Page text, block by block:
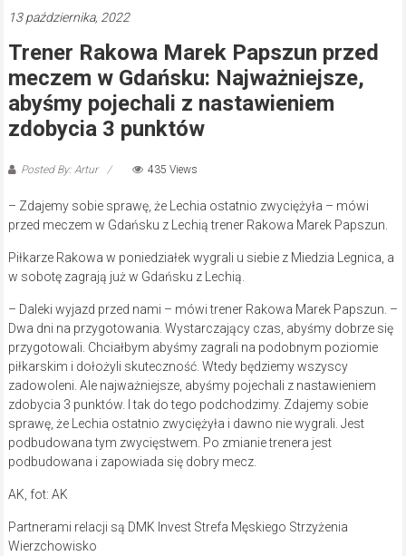
13 października, 2022
Trener Rakowa Marek Papszun przed
meczem w Gdańsku: Najważniejsze,
abyśmy pojechali z nastawieniem
zdobycia 3 punktów
Posted By: Artur 435 Views
– Zdajemy sobie sprawę, że Lechia ostatnio zwyciężyła – mówi
przed meczem w Gdańsku z Lechią trener Rakowa Marek Papszun.
Piłkarze Rakowa w poniedziałek wygrali u siebie z Miedzia Legnica, a
w sobotę zagrają już w Gdańsku z Lechią.
– Daleki wyjazd przed nami – mówi trener Rakowa Marek Papszun. –
Dwa dni na przygotowania. Wystarczający czas, abyśmy dobrze się
przygotowali. Chciałbym abyśmy zagrali na podobnym poziomie
piłkarskim i dołożyli skuteczność. Wtedy będziemy wszyscy
zadowoleni. Ale najważniejsze, abyśmy pojechali z nastawieniem
zdobycia 3 punktów. I tak do tego podchodzimy. Zdajemy sobie
sprawę, że Lechia ostatnio zwyciężyła i dawno nie wygrali. Jest
podbudowana tym zwycięstwem. Po zmianie trenera jest
podbudowana i zapowiada się dobry mecz.
AK, fot: AK
Partnerami relacji są DMK Invest Strefa Męskiego Strzyżenia
Wierzchowisko